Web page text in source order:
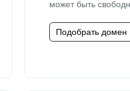
может быть
Подобрать домен